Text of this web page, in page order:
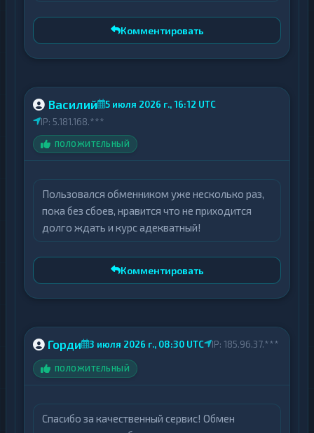
Комментировать
Василий
5 июля 2026 г., 16:12 UTC
IP: 5.181.168.***
ПОЛОЖИТЕЛЬНЫЙ
Пользовался обменником уже несколько раз,
пока без сбоев, нравится что не приходится
долго ждать и курс адекватный!
Комментировать
Горди 3 июля 2026 г., 08:30 UTC IP: 185.96.37.***
ПОЛОЖИТЕЛЬНЫЙ
Спасибо за качественный сервис! Обмен